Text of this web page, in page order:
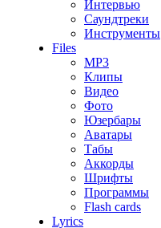
Интервью
Саундтреки
Инструменты
Files
MP3
Клипы
Видео
Фото
Юзербары
Аватары
Табы
Аккорды
Шрифты
Программы
Flash cards
Lyrics